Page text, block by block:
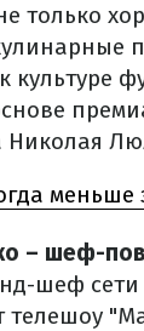
только
культуре
меньше
– шеф-
шеф сети
телешоу